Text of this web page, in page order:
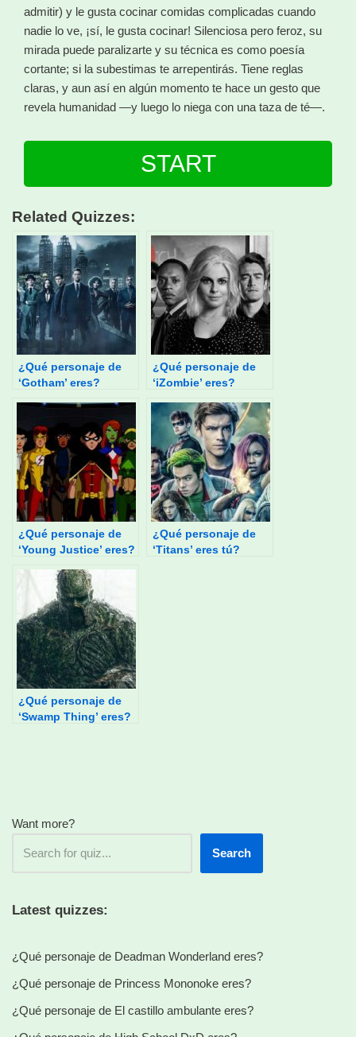
admitir) y le gusta cocinar comidas complicadas cuando
nadie lo ve, ¡sí, le gusta cocinar! Silenciosa pero feroz, su
mirada puede paralizarte y su técnica es como poesía
cortante; si la subestimas te arrepentirás. Tiene reglas
claras, y aun así en algún momento te hace un gesto que
revela humanidad —y luego lo niega con una taza de té—.
START
Related Quizzes:
¿Qué personaje de
‘Gotham’ eres?
¿Qué personaje de
‘iZombie’ eres?
¿Qué personaje de
‘Young Justice’ eres?
¿Qué personaje de
‘Titans’ eres tú?
¿Qué personaje de
‘Swamp Thing’ eres?
Want more?
Search
Latest quizzes:
¿Qué personaje de Deadman Wonderland eres?
¿Qué personaje de Princess Mononoke eres?
¿Qué personaje de El castillo ambulante eres?